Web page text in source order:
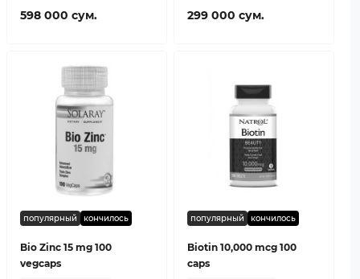
598 000 сум. 299 000 сум.
популярный кончилось
Bio Zinc 15 mg 100
vegcaps
популярный кончилось
Biotin 10,000 mcg 100
caps